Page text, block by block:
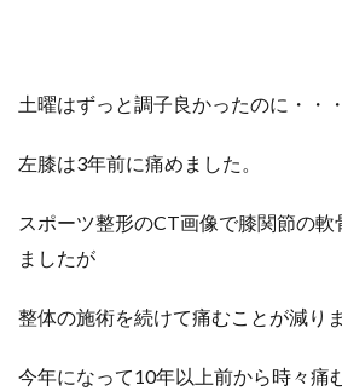
土曜はずっと調子良かったのに・・
左膝は3年前に痛めました。
スポーツ整形のCT画像で膝関節の
ましたが
整体の施術を続けて痛むことが減りま
今年になって10年以上前から時々痛